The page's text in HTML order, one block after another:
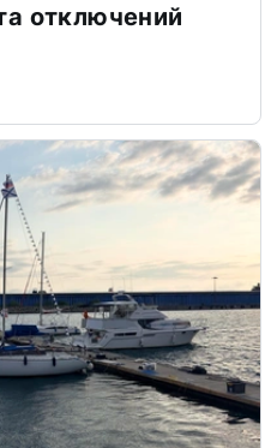
отключений